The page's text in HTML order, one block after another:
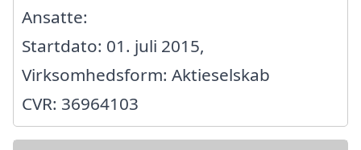
Ansatte:
Startdato: 01. juli 2015,
Virksomhedsform: Aktieselskab
CVR: 36964103